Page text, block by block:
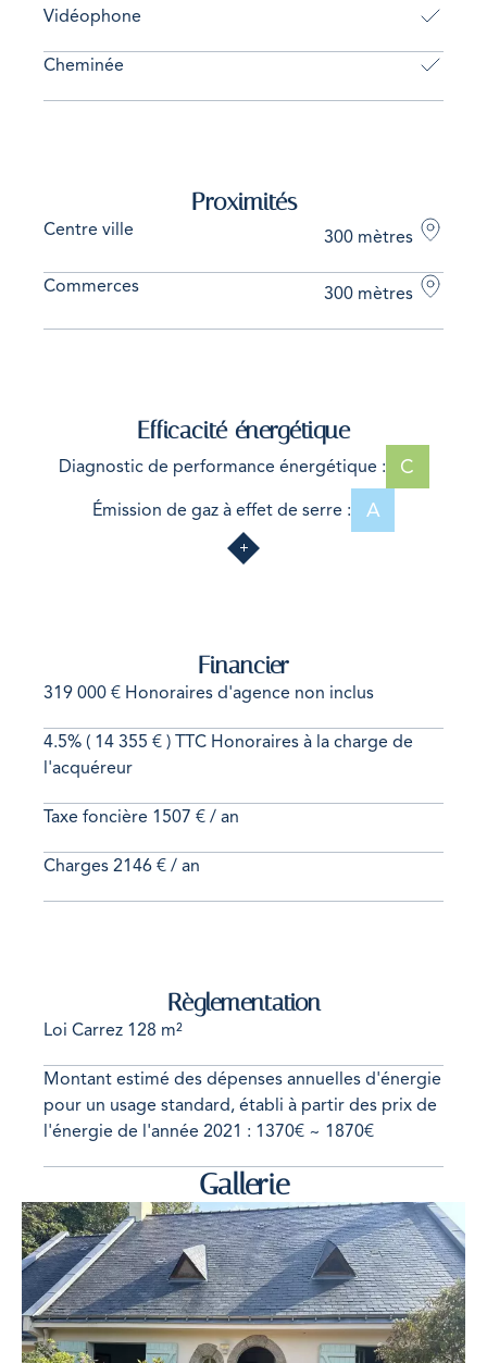
Vidéophone
Cheminée
Proximités
Centre ville 300 mètres
Commerces 300 mètres
Efficacité énergétique
Diagnostic de performance énergétique : C
Émission de gaz à effet de serre : A
Financier
319 000 € Honoraires d'agence non inclus
4.5% ( 14 355 € ) TTC Honoraires à la charge de
l'acquéreur
Taxe foncière 1507 € / an
Charges 2146 € / an
Règlementation
Loi Carrez 128 m²
Montant estimé des dépenses annuelles d'énergie
pour un usage standard, établi à partir des prix de
l'énergie de l'année 2021 : 1370€ ~ 1870€
Gallerie